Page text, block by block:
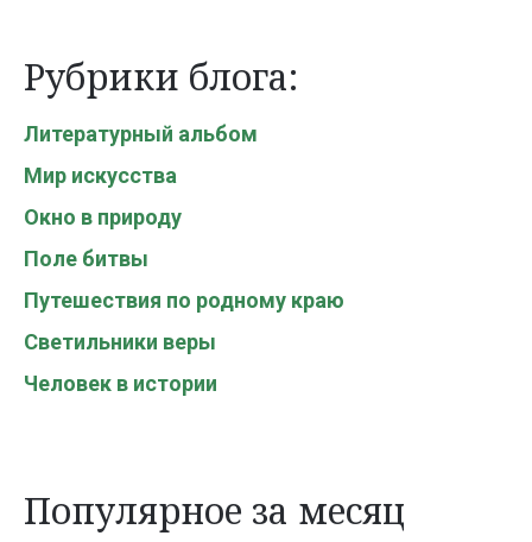
Рубрики блога:
Литературный альбом
Мир искусства
Окно в природу
Поле битвы
Путешествия по родному краю
Светильники веры
Человек в истории
Популярное за месяц